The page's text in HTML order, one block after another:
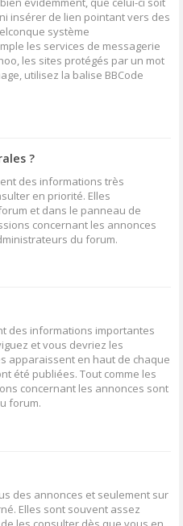
insérer de lien pointant vers des
système
les services de messagerie
les sites protégés par un mot
utilisez la balise BBCode
?
des informations très
en priorité. Elles
et dans le panneau de
concernant les annonces
du forum.
des informations importantes
et vous devriez les
apparaissent en haut de chaque
été publiées. Tout comme les
concernant les annonces sont
forum.
des annonces et seulement sur
Elles sont souvent assez